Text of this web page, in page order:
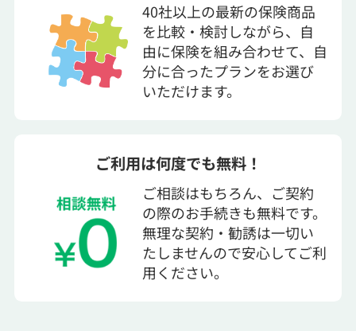
40社以上の最新の保険商品
を比較・検討しながら、自
由に保険を組み合わせて、自
分に合ったプランをお選び
いただけます。
ご相談はもちろん、ご契約
の際のお手続きも無料です。
無理な契約・勧誘は一切い
たしませんので安心してご利
用ください。
ご利用は何度でも無料！